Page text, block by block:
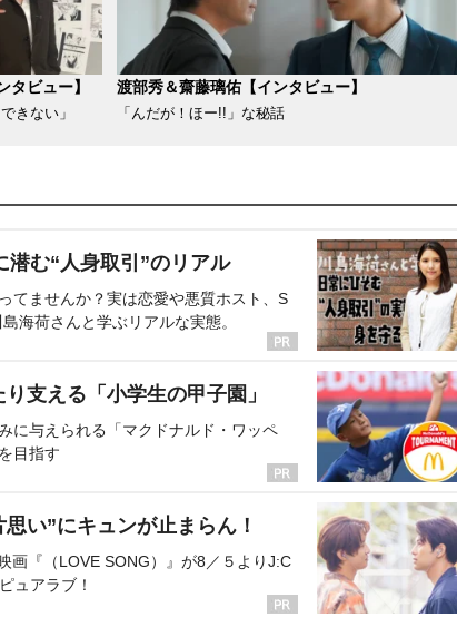
ビュー】
きない」
渡部秀＆齋藤璃佑【インタビュー】
「んだが！ほー!!」な秘話
潜む“人身取引”のリアル
てませんか？実は恋愛や悪質ホスト、S
海荷さんと学ぶリアルな実態。
支える「小学生の甲子園」
に与えられる「マクドナルド・ワッペ
目指す
い”にキュンが止まらん！
画『（LOVE SONG）』が8／５よりJ:C
ュアラブ！